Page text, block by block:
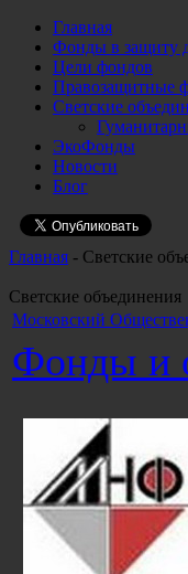
Главная
Фонды в защиту
Цели фондов
Правозащитные
Светские
ЭкоФонды
Новости
Блог
Главная - Светские
Светские объединения
Московский
Фонды и